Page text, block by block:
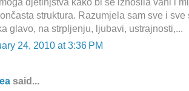
djetinjstva kako bi se iznosila vani i
struktura. Razumjela sam sve i
glavo, na strpljenju, ljubavi, ustrajnosti,...
24, 2010 at 3:36 PM
said...